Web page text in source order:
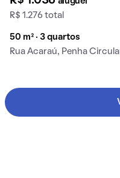
R$ 1.276 total
50 m² · 3 quartos
Rua Acaraú, Penha